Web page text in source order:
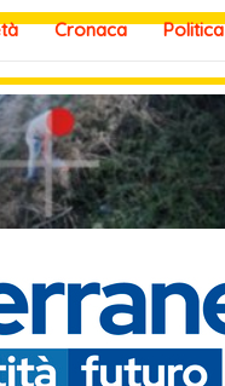
Cronaca Politica